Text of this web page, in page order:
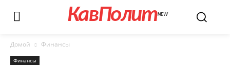
КавПолитNEW
Домой Финансы
Финансы